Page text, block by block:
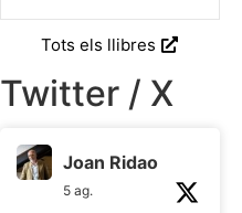
Tots els llibres
Twitter / X
Joan Ridao
5 ag.